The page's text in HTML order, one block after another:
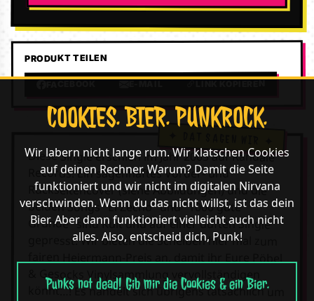
PRODUKT TEILEN
Diese Single erschien im Jahr 2005 auf Randale
Records! Ein sagenhaftes Vorder- und
Rückseitencover (siehe Abbildungen) und die
beiden Songs "El Zecho" und "1000 gute
Gründe" sind Kult und auf einer duften Single
gepresst. Wir bieten die Scheiben hier mal zum
& Gesocks Vinylsammlung vervollständigen
könnt…! Es handelt sich übrigens tatsächlich um
COOKIES. BIER. PUNKROCK.
Wir labern nicht lange rum. Wir klatschen Cookies
auf deinen Rechner. Warum? Damit die Seite
funktioniert und wir nicht im digitalen Nirvana
verschwinden. Wenn du das nicht willst, ist das dein
Bier. Aber dann funktioniert vielleicht auch nicht
alles. Also, entscheid dich, Punk!
Punks not dead! Gib mir die Cookies & ein Bier.